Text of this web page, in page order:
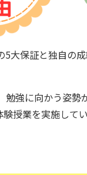
大保証と独自の成
強に向かう姿勢
授業を実施してい